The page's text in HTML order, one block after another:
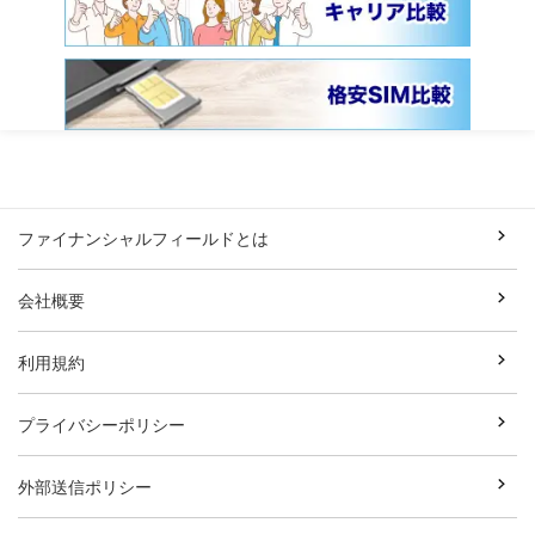
ファイナンシャルフィールドとは
会社概要
利用規約
プライバシーポリシー
外部送信ポリシー